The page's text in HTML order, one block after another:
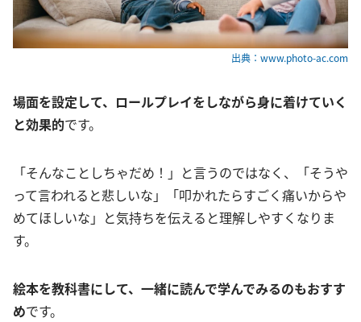
出典：www.photo-ac.com
場面を設定して、ロールプレイをしながら身に着けていく
と効果的です。
「そんなことしちゃだめ！」と言うのではなく、「そうや
って言われると悲しいな」「叩かれたらすごく痛いからや
めてほしいな」と気持ちを伝えると理解しやすくなりま
す。
絵本を教科書にして、一緒に読んで学んでみるのもおすす
めです。